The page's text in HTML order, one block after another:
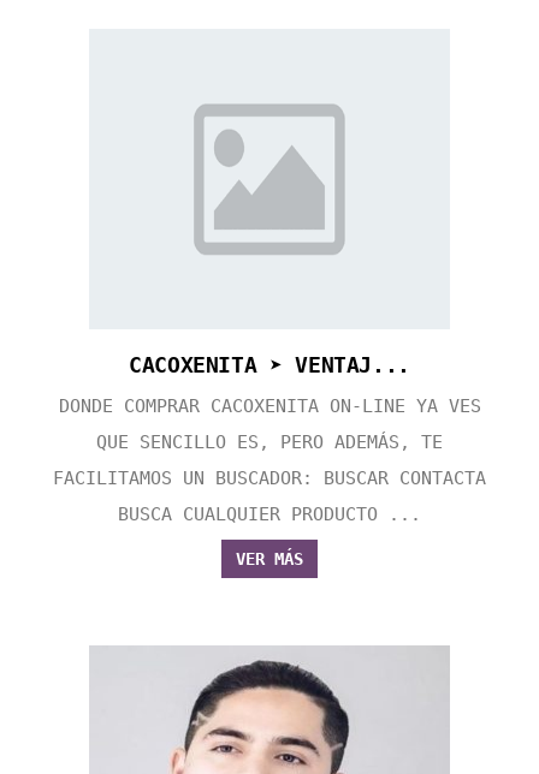
CACOXENITA ➤ VENTAJ...
DONDE COMPRAR CACOXENITA ON-LINE YA VES
QUE SENCILLO ES, PERO ADEMÁS, TE
FACILITAMOS UN BUSCADOR: BUSCAR CONTACTA
BUSCA CUALQUIER PRODUCTO ...
VER MÁS